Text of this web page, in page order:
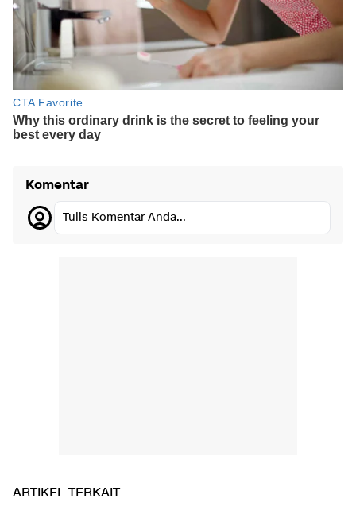
Komentar
Tulis Komentar Anda...
ARTIKEL TERKAIT